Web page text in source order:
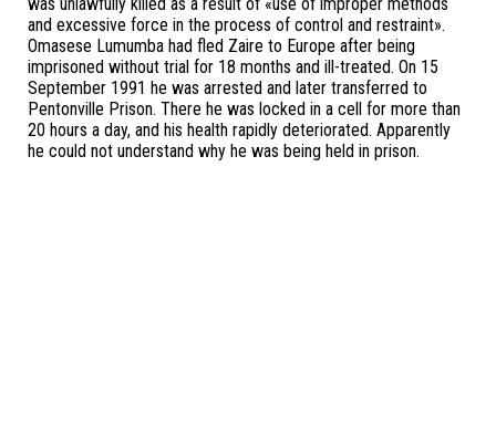
and excessive force in the process of control and restraint».
Omasese Lumumba had fled Zaire to Europe after being
imprisoned without trial for 18 months and ill-treated. On 15
September 1991 he was arrested and later transferred to
Pentonville Prison. There he was locked in a cell for more than
20 hours a day, and his health rapidly deteriorated. Apparently
he could not understand why he was being held in prison.